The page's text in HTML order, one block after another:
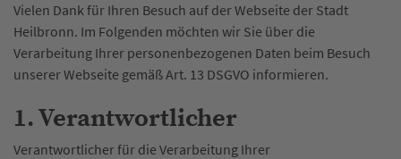
Vielen Dank für Ihren Besuch auf der Webseite der Stadt
Heilbronn. Im Folgenden möchten wir Sie über die
Verarbeitung Ihrer personenbezogenen Daten beim Besuch
unserer Webseite gemäß Art. 13 DSGVO informieren.
1. Verantwortlicher
Verantwortlicher für die Verarbeitung Ihrer